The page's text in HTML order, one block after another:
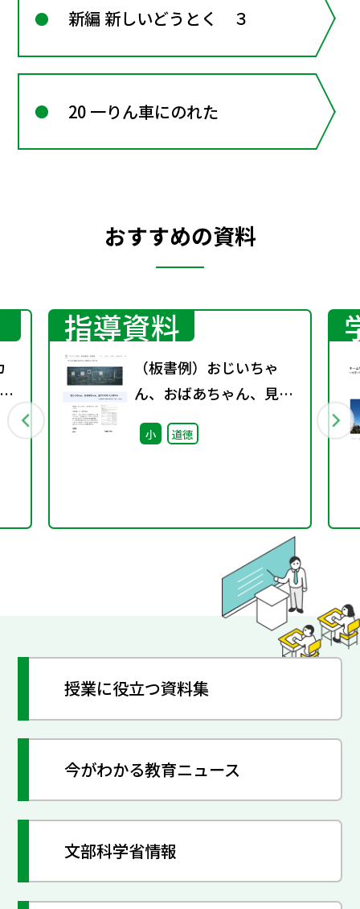
新編 新しいどうとく ３
20 一りん車にのれた
おすすめの資料
指導資料
（板書例）おじいちゃ
ん、おばあちゃん、見て
いてね （小学3年）
小 道徳
授業に役立つ資料集
今がわかる教育ニュース
文部科学省情報